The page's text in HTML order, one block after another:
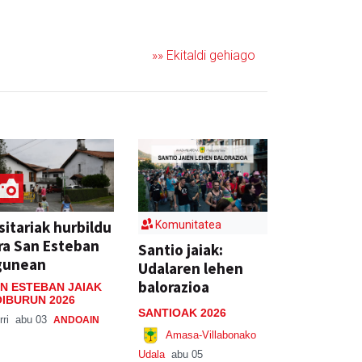
»» Ekitaldi gehiago
hurbildu
San Esteban
ESTEBAN JAIAK
2026
abu 03 ANDOAIN
Komunitatea
Santio jaiak:
Udalaren lehen
balorazioa
SANTIOAK 2026
Amasa-Villabonako
Udala abu 05